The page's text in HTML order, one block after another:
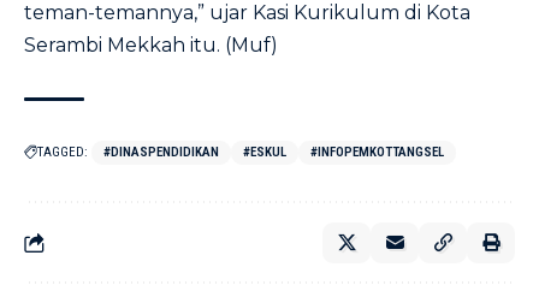
teman-temannya,” ujar Kasi Kurikulum di Kota
Serambi Mekkah itu. (Muf)
TAGGED: #DINASPENDIDIKAN #ESKUL #INFOPEMKOTTANGSEL